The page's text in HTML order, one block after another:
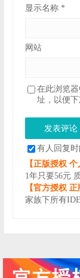
显示名称 *
网站
在此浏览
址，以便下
有人回复
【正版授权
1年只要56元
【官方授权
家族下所有